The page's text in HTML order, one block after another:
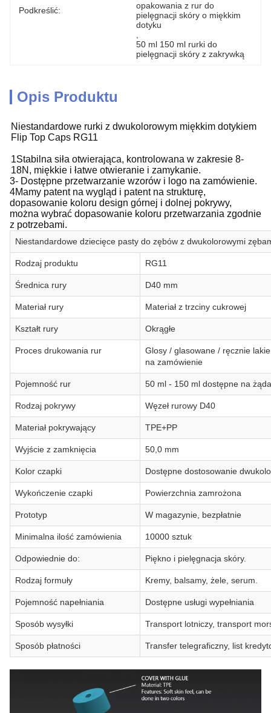
Podkreślić:
opakowania z rur do
pielęgnacji skóry o miękkim
dotyku
50 ml 150 ml rurki do
pielęgnacji skóry z zakrywką
Opis Produktu
Niestandardowe rurki z dwukolorowym miękkim dotykiem
Flip Top Caps RG11
1Stabilna siła otwierająca, kontrolowana w zakresie 8-
18N, miękkie i łatwe otwieranie i zamykanie.
3- Dostępne przetwarzanie wzorów i logo na zamówienie.
4Mamy patent na wygląd i patent na strukturę,
dopasowanie koloru design górnej i dolnej pokrywy,
można wybrać dopasowanie koloru przetwarzania zgodnie
z potrzebami.
Niestandardowe dziecięce pasty do zębów z dwukolorowymi
Rodzaj produktu RG11
Średnica rury D40 mm
Materiał rury Materiał z trzciny cukrowej
Kształt rury Okrągłe
Proces drukowania rur
Glosy / glasowane / ręcznie
na zamówienie
Pojemność rur 50 ml - 150 ml dostępne na
Rodzaj pokrywy Węzeł rurowy D40
Materiał pokrywający TPE+PP
Wyjście z zamknięcia 50,0 mm
Kolor czapki Dostępne dostosowanie
Wykończenie czapki Powierzchnia zamrożona
Prototyp W magazynie, bezpłatnie
Minimalna ilość zamówienia 10000 sztuk
Odpowiednie do: Piękno i pielęgnacja skóry.
Rodzaj formuły Kremy, balsamy, żele, serum.
Pojemność napełniania Dostępne usługi wypełniania
Sposób wysyłki Transport lotniczy, transport
Sposób płatności Transfer telegraficzny, list